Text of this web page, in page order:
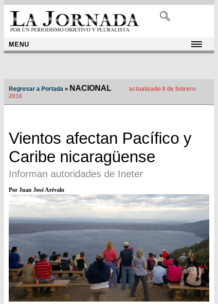
MENU
Regresar a Portada » NACIONAL
actualizado 8 de febrero
2016
Vientos afectan Pacífico y
Caribe nicaragüense
Informan autoridades de Ineter
Por Juan José Arévalo